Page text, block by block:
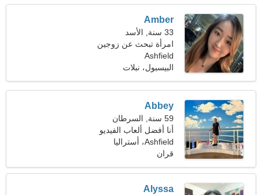
Amber
33 سنة, الأسد
امرأة تبحث عن زوجين
Ashfield
البيسبول، نبلات
Abbey
59 سنة, السرطان
أنا أفضل ألعاب الفيديو
والنوادي الليلية
Ashfield، أستراليا
قران
Alyssa